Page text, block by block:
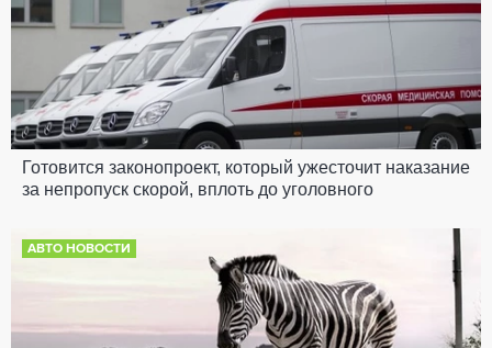
Готовится законопроект, который ужесточит наказание
за непропуск скорой, вплоть до уголовного
АВТО НОВОСТИ